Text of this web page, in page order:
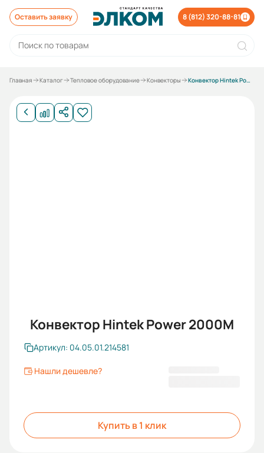
Оставить заявку 8 (812) 320-88-81
Главная Каталог Тепловое оборудование Конвекторы Конвектор Hintek Power 2000M
Конвектор Hintek Power 2000M
Артикул: 04.05.01.214581
Нашли дешевле?
Купить в 1 клик